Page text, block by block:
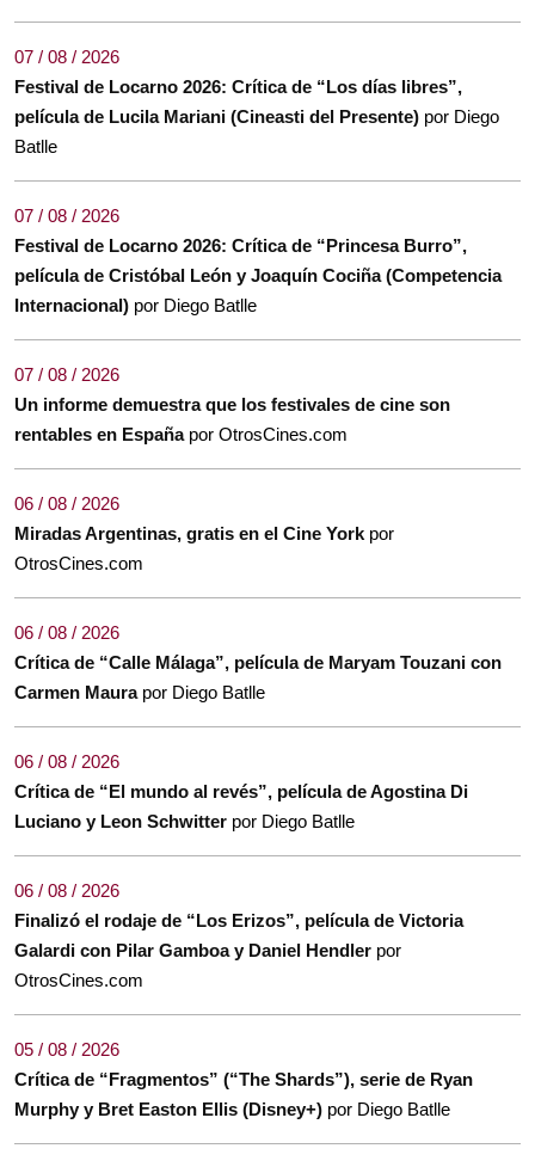
07 / 08 / 2026
Festival de Locarno 2026: Crítica de “Los días libres”,
película de Lucila Mariani (Cineasti del Presente) por Diego
Batlle
07 / 08 / 2026
Festival de Locarno 2026: Crítica de “Princesa Burro”,
película de Cristóbal León y Joaquín Cociña (Competencia
Internacional) por Diego Batlle
07 / 08 / 2026
Un informe demuestra que los festivales de cine son
rentables en España por OtrosCines.com
06 / 08 / 2026
Miradas Argentinas, gratis en el Cine York por
OtrosCines.com
06 / 08 / 2026
Crítica de “Calle Málaga”, película de Maryam Touzani con
Carmen Maura por Diego Batlle
06 / 08 / 2026
Crítica de “El mundo al revés”, película de Agostina Di
Luciano y Leon Schwitter por Diego Batlle
06 / 08 / 2026
Finalizó el rodaje de “Los Erizos”, película de Victoria
Galardi con Pilar Gamboa y Daniel Hendler por
OtrosCines.com
05 / 08 / 2026
Crítica de “Fragmentos” (“The Shards”), serie de Ryan
Murphy y Bret Easton Ellis (Disney+) por Diego Batlle